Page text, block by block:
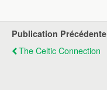
Publication Précédente
The Celtic Connection